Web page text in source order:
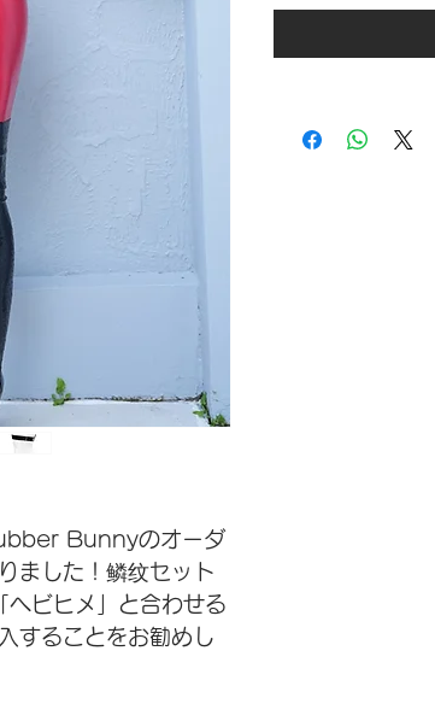
Bunnyのオーダ
ました ！ 鳞纹セット
ヘビヒメ
と合わせる
することをお勧めし